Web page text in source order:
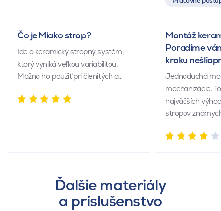
Čo je Miako strop?
Ide o keramický stropný systém,
ktorý vyniká veľkou variabilitou.
Možno ho použiť pri členitých a…
Montáž
Poradíme
kroku
Jednoduchá
mechanizácie.
najväčších
stropov
Ďalšie materiály
a príslušenstvo